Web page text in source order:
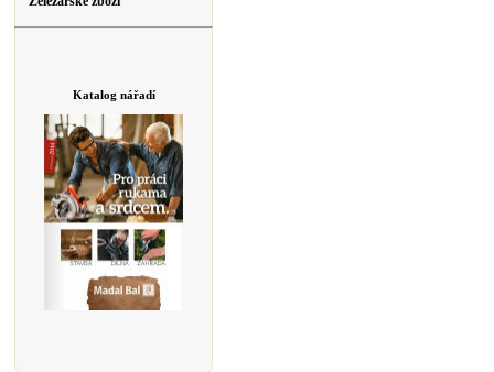
Katalog nářadí